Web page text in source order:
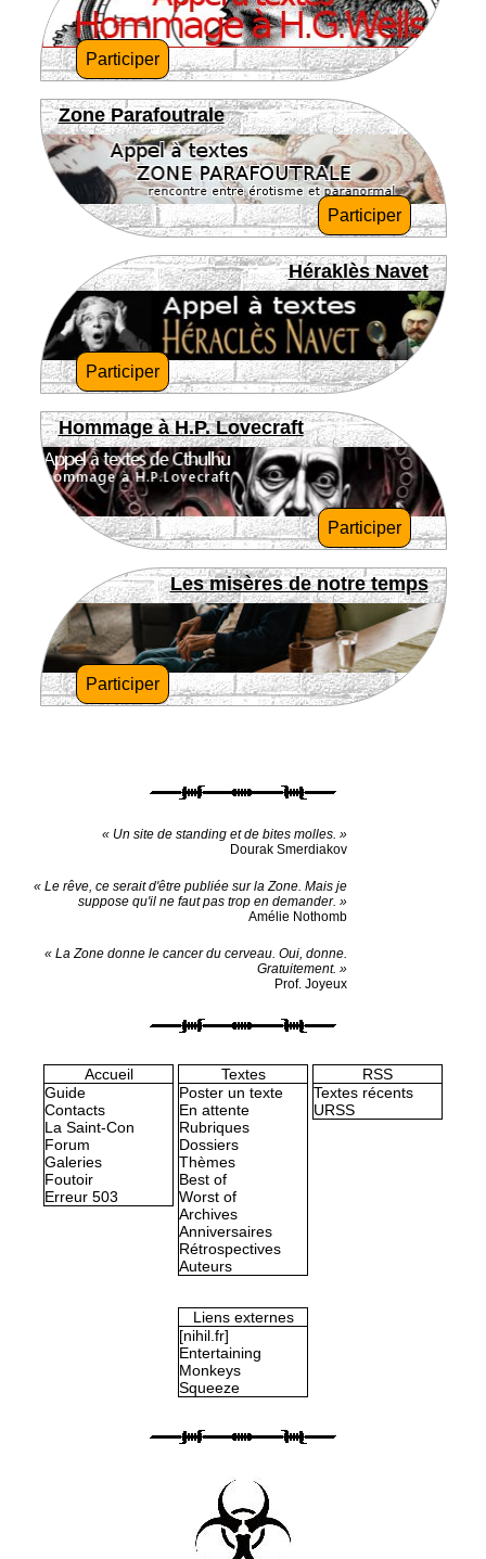
Participer
Zone Parafoutrale
Participer
Héraklès Navet
Participer
Hommage à H.P. Lovecraft
Participer
Les misères de notre temps
Participer
« Un site de standing et de bites molles. »
Dourak Smerdiakov
« Le rêve, ce serait d'être publiée sur la Zone. Mais je
suppose qu'il ne faut pas trop en demander. »
Amélie Nothomb
« La Zone donne le cancer du cerveau. Oui, donne.
Gratuitement. »
Prof. Joyeux
Accueil
Guide
Contacts
La Saint-Con
Forum
Galeries
Foutoir
Erreur 503
Textes
Poster un texte
En attente
Rubriques
Dossiers
Thèmes
Best of
Worst of
Archives
Anniversaires
Rétrospectives
Auteurs
RSS
Textes récents
URSS
Liens externes
[nihil.fr]
Entertaining
Monkeys
Squeeze